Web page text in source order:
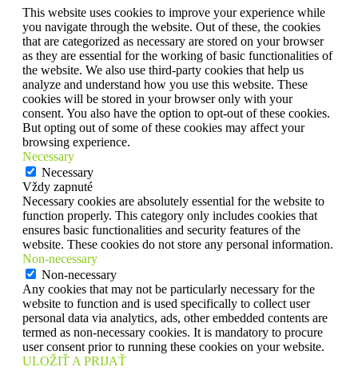
This website uses cookies to improve your experience while
you navigate through the website. Out of these, the cookies
that are categorized as necessary are stored on your browser
as they are essential for the working of basic functionalities of
the website. We also use third-party cookies that help us
analyze and understand how you use this website. These
cookies will be stored in your browser only with your
consent. You also have the option to opt-out of these cookies.
But opting out of some of these cookies may affect your
browsing experience.
Necessary
Necessary
Vždy zapnuté
Necessary cookies are absolutely essential for the website to
function properly. This category only includes cookies that
ensures basic functionalities and security features of the
website. These cookies do not store any personal information.
Non-necessary
Non-necessary
Any cookies that may not be particularly necessary for the
website to function and is used specifically to collect user
personal data via analytics, ads, other embedded contents are
termed as non-necessary cookies. It is mandatory to procure
user consent prior to running these cookies on your website.
ULOŽIŤ A PRIJAŤ